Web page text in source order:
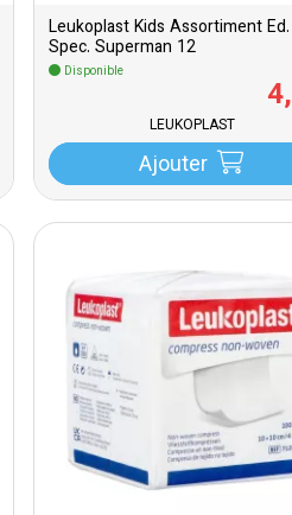
Leukoplast Kids Assortiment Ed.
Spec. Superman 12
Disponible
4,
LEUKOPLAST
Ajouter